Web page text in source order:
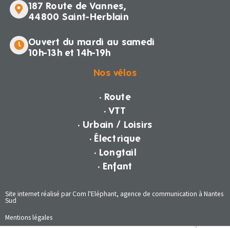
187 Route de Vannes,
44800 Saint-Herblain
Ouvert du mardi au samedi
10h-13h et 14h-19h
Nos vélos
· Route
· VTT
· Urbain / Loisirs
· Électrique
· Longtail
· Enfant
Site internet réalisé par Com l'Eléphant, agence de communication à Nantes
Sud
Mentions légales